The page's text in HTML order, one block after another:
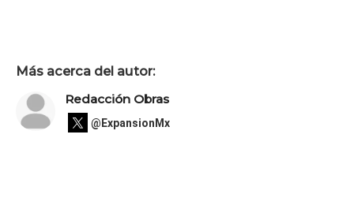
Más acerca del autor:
Redacción Obras
@ExpansionMx